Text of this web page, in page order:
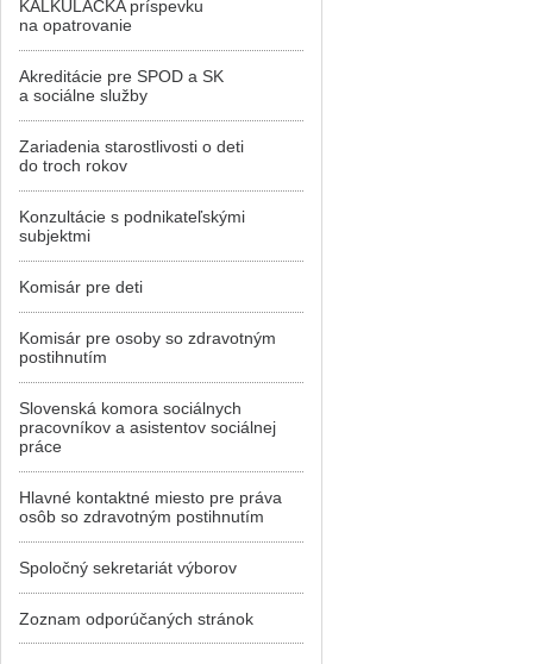
KALKULAČKA príspevku
na opatrovanie
Akreditácie pre SPOD a SK
a sociálne služby
Zariadenia starostlivosti o deti
do troch rokov
Konzultácie s podnikateľskými
subjektmi
Komisár pre deti
Komisár pre osoby so zdravotným
postihnutím
Slovenská komora sociálnych
pracovníkov a asistentov sociálnej
práce
Hlavné kontaktné miesto pre práva
osôb so zdravotným postihnutím
Spoločný sekretariát výborov
Zoznam odporúčaných stránok